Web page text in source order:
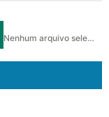
Nenhum arquivo selecionado ainda